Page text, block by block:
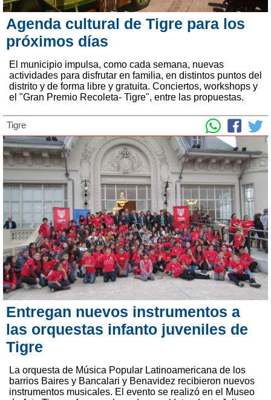
Agenda cultural de Tigre para los
próximos días
El municipio impulsa, como cada semana, nuevas
actividades para disfrutar en familia, en distintos puntos del
distrito y de forma libre y gratuita. Conciertos, workshops y
el "Gran Premio Recoleta- Tigre", entre las propuestas.
Tigre
Entregan nuevos instrumentos a
las orquestas infanto juveniles de
Tigre
La orquesta de Música Popular Latinoamericana de los
barrios Baires y Bancalari y Benavidez recibieron nuevos
instrumentos musicales. El evento se realizó en el Museo